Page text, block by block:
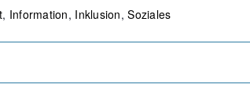
, Information, Inklusion, Soziales